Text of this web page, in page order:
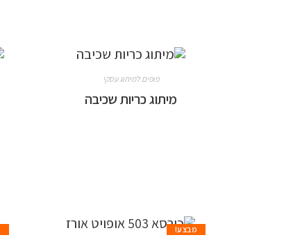
פופים למיתוג עסקי
מיתוג כריות שכיבה
מבצע!